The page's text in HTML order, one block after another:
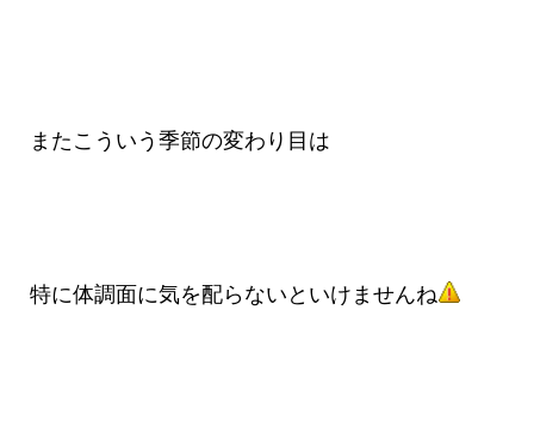
またこういう季節の変わり目は
特に体調面に気を配らないといけませんね